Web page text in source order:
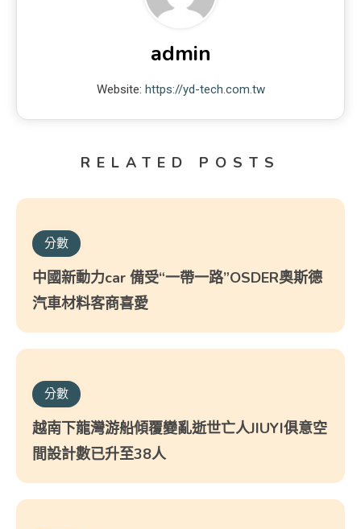
admin
Website: https://yd-tech.com.tw
RELATED POSTS
分數
中國新動力car 備受“一帶一路”OSDER奧斯德
汽車材料客商喜愛
分數
越南下龍灣游船傾覆變亂逝世亡人JIUYI俱意空
間設計數已升至38人